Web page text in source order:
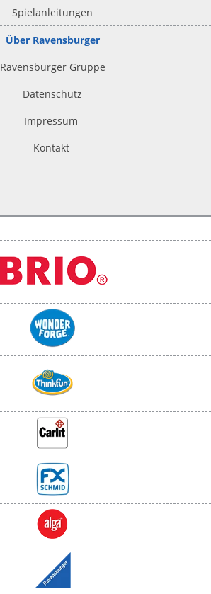
Spielanleitungen
Über Ravensburger
Ravensburger Gruppe
Datenschutz
Impressum
Kontakt